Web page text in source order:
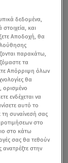
δεδομένα,
και
Αποδοχή, θα
παρακάτω,
τα
Απόρριψη όλων
θα
ορισμένο
ενδέχεται να
αυτό το
τη συναίνεσή σας
στο
στο κάτω
σας θα τεθούν
ανατρέξτε στην